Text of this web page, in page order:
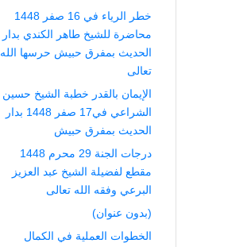
خطر الرياء في 16 صفر 1448
محاضرة للشيخ طاهر الكندي بدار
الحديث بمفرق حبيش حرسها الله
تعالى
الإيمان بالقدر خطبة الشيخ حسين
الشراعي في17 صفر 1448 بدار
الحديث بمفرق حبيش
درجات الجنة 29 محرم 1448
مقطع لفضيلة الشيخ عبد العزيز
البرعي وفقه الله تعالى
(بدون عنوان)
الخطوات العملية في الكمال